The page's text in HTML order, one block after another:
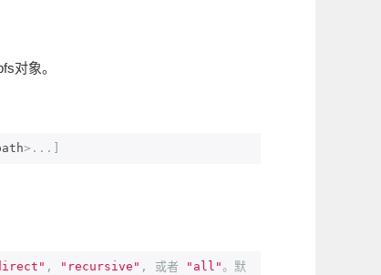
对象。
>...]
, "recursive" , 或者 "all"。默